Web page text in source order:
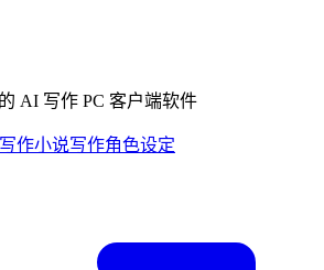
AI 写作 PC 客户端软件
作小说写作角色设定